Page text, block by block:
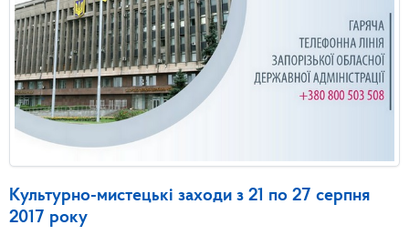
Культурно-мистецькі заходи з 21 по 27 серпня
2017 року